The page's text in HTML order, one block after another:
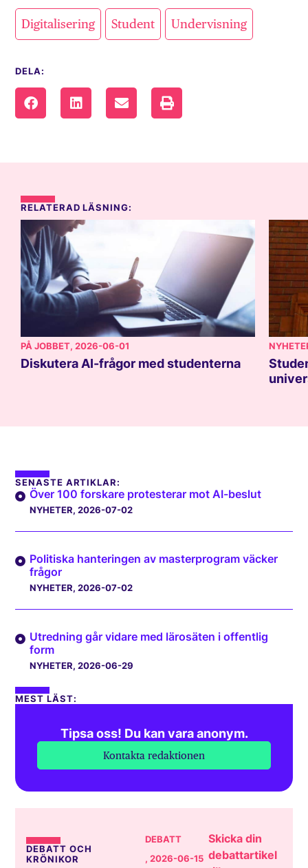
Digitalisering Student Undervisning
DELA:
RELATERAD LÄSNING:
PÅ JOBBET, 2026-06-01
Diskutera AI-frågor med studenterna
SENASTE ARTIKLAR:
Över 100 forskare protesterar mot AI-beslut
NYHETER, 2026-07-02
Politiska hanteringen av masterprogram väcker
frågor
NYHETER, 2026-07-02
Utredning går vidare med lärosäten i offentlig
form
NYHETER, 2026-06-29
MEST LÄST:
Tipsa oss! Du kan vara anonym.
Kontakta redaktionen
DEBATT OCH
KRÖNIKOR
DEBATT
, 2026-06-15
Skicka din
debattartikel